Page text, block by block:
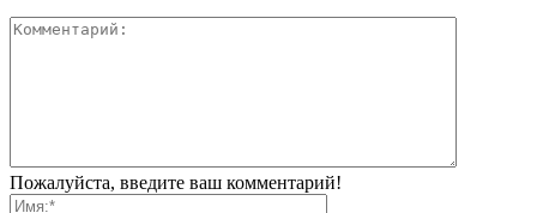
Пожалуйста, введите ваш комментарий!